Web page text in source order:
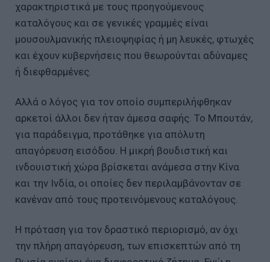
χαρακτηριστικά με τους προηγούμενους
καταλόγους και σε γενικές γραμμές είναι
μουσουλμανικής πλειοψηφίας ή μη λευκές, φτωχές
και έχουν κυβερνήσεις που θεωρούνται αδύναμες
ή διεφθαρμένες.
Αλλά ο λόγος για τον οποίο συμπεριλήφθηκαν
αρκετοί άλλοι δεν ήταν άμεσα σαφής. Το Μπουτάν,
για παράδειγμα, προτάθηκε για απόλυτη
απαγόρευση εισόδου. Η μικρή βουδιστική και
ινδουιστική χώρα βρίσκεται ανάμεσα στην Κίνα
και την Ινδία, οι οποίες δεν περιλαμβάνονταν σε
κανέναν από τους προτεινόμενους καταλόγους.
Η πρόταση για τον δραστικό περιορισμό, αν όχι
την πλήρη απαγόρευση, των επισκεπτών από τη